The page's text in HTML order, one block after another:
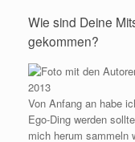
Wie sind Deine
gekommen?
Von Anfang an habe
Ego-Ding werden
mich herum sammeln